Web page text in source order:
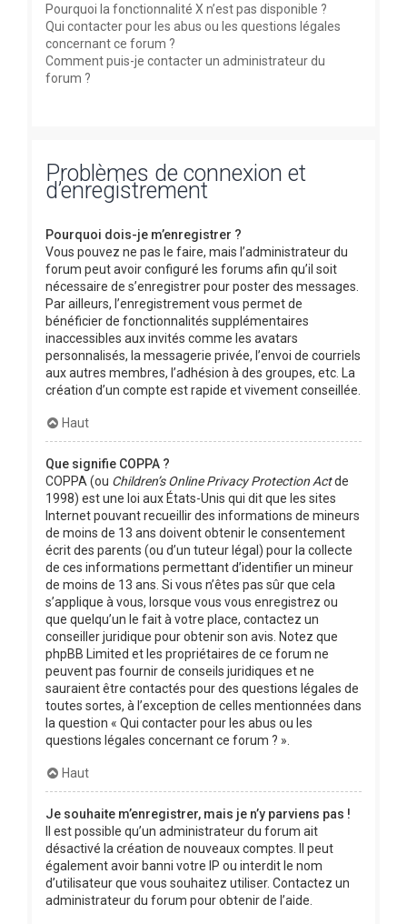
Pourquoi la fonctionnalité X n’est pas disponible ?
Qui contacter pour les abus ou les questions légales
concernant ce forum ?
Comment puis-je contacter un administrateur du
forum ?
Problèmes de connexion et
d’enregistrement
Pourquoi dois-je m’enregistrer ?
Vous pouvez ne pas le faire, mais l’administrateur du
forum peut avoir configuré les forums afin qu’il soit
nécessaire de s’enregistrer pour poster des messages.
Par ailleurs, l’enregistrement vous permet de
bénéficier de fonctionnalités supplémentaires
inaccessibles aux invités comme les avatars
personnalisés, la messagerie privée, l’envoi de courriels
aux autres membres, l’adhésion à des groupes, etc. La
création d’un compte est rapide et vivement conseillée.
Haut
Que signifie COPPA ?
COPPA (ou Children’s Online Privacy Protection Actde
1998) est une loi aux États-Unis qui dit que les sites
Internet pouvant recueillir des informations de mineurs
de moins de 13 ans doivent obtenir le consentement
écrit des parents (ou d’un tuteur légal) pour la collecte
de ces informations permettant d’identifier un mineur
de moins de 13 ans. Si vous n’êtes pas sûr que cela
s’applique à vous, lorsque vous vous enregistrez ou
que quelqu’un le fait à votre place, contactez un
conseiller juridique pour obtenir son avis. Notez que
phpBB Limited et les propriétaires de ce forum ne
peuvent pas fournir de conseils juridiques et ne
sauraient être contactés pour des questions légales de
toutes sortes, à l’exception de celles mentionnées dans
la question « Qui contacter pour les abus ou les
questions légales concernant ce forum ? ».
Haut
Je souhaite m’enregistrer, mais je n’y parviens pas !
Il est possible qu’un administrateur du forum ait
désactivé la création de nouveaux comptes. Il peut
également avoir banni votre IP ou interdit le nom
d’utilisateur que vous souhaitez utiliser. Contactez un
administrateur du forum pour obtenir de l’aide.